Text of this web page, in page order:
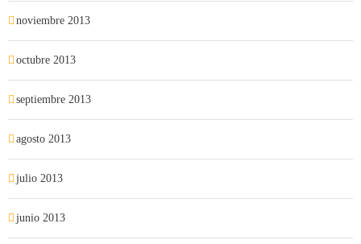
noviembre 2013
octubre 2013
septiembre 2013
agosto 2013
julio 2013
junio 2013